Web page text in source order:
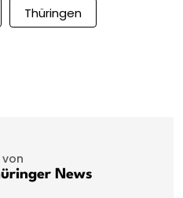
Thüringen
News